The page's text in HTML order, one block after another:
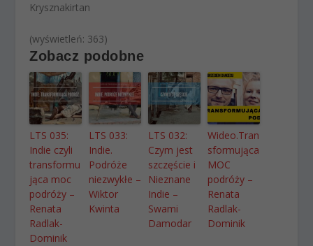
Krysznakirtan
(wyświetleń: 363)
Zobacz podobne
LTS 035:
Indie czyli
transformu
jąca moc
podróży –
Renata
Radlak-
Dominik
LTS 033:
Indie.
Podróże
niezwykłe –
Wiktor
Kwinta
LTS 032:
Czym jest
szczęście i
Nieznane
Indie –
Swami
Damodar
Wideo.Tran
sformująca
MOC
podróży –
Renata
Radlak-
Dominik